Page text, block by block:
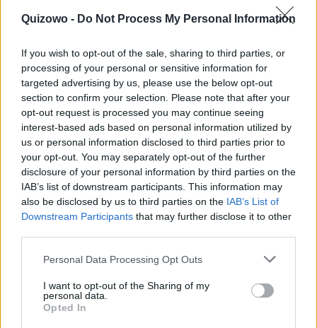
Quizowo - Do Not Process My Personal Information
If you wish to opt-out of the sale, sharing to third parties, or
processing of your personal or sensitive information for
targeted advertising by us, please use the below opt-out
section to confirm your selection. Please note that after your
opt-out request is processed you may continue seeing
interest-based ads based on personal information utilized by
us or personal information disclosed to third parties prior to
your opt-out. You may separately opt-out of the further
disclosure of your personal information by third parties on the
IAB’s list of downstream participants. This information may
also be disclosed by us to third parties on the IAB’s List of
Downstream Participants that may further disclose it to other
Personal Data Processing Opt Outs
I want to opt-out of the Sharing of my
personal data.
Opted In
Rozpocznij quiz
10 pytań – kilka dziedzin.
Przekroczysz granicę 7
punktów?
Polski, przekroczysz granicę